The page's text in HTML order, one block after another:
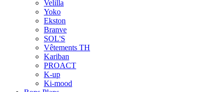
Velilla
Yoko
Ekston
Branve
SOL'S
Vêtements TH
Kariban
PROACT
K-up
Ki-mood